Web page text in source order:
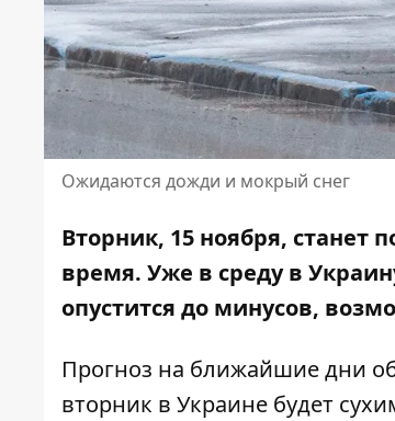
Ожидаются дожди и мокрый снег
Вторник, 15 ноября,
время. Уже в среду в
опустится до минусов,
Прогноз на ближайшие дни
вторник в Украине будет